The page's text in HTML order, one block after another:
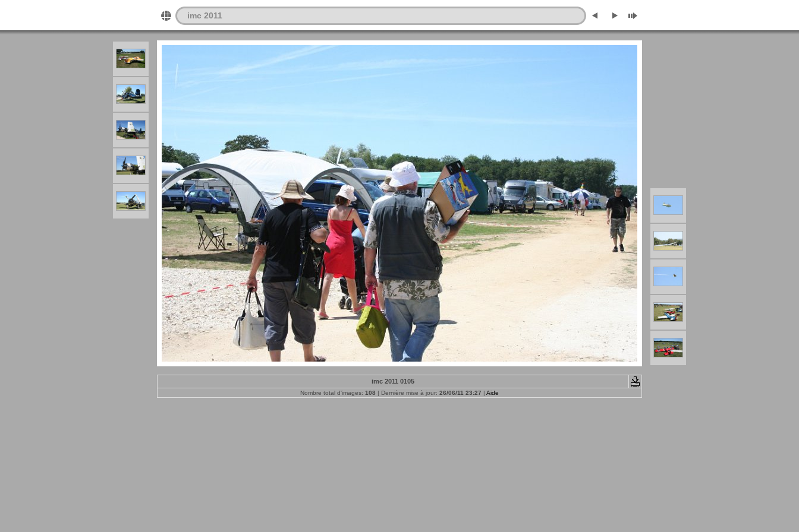
imc 2011
imc 2011 0105
Nombre total d'images: 108 | Dernière mise à jour: 26/06/11 23:27 | Aide